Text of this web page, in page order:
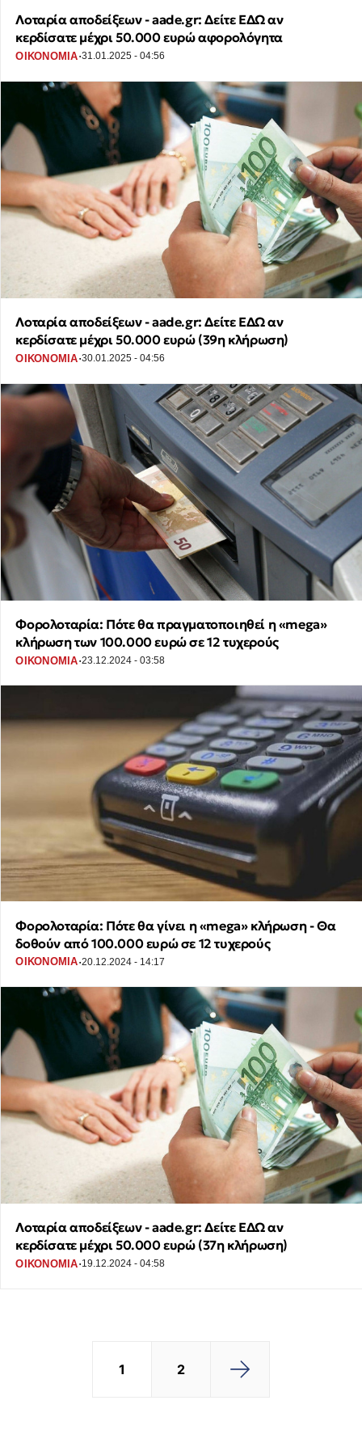
Λοταρία αποδείξεων - aade.gr: Δείτε ΕΔΩ αν
κερδίσατε μέχρι 50.000 ευρώ αφορολόγητα
ΟΙΚΟΝΟΜΙΑ·31.01.2025 - 04:56
Λοταρία αποδείξεων - aade.gr: Δείτε ΕΔΩ αν
κερδίσατε μέχρι 50.000 ευρώ (39η κλήρωση)
ΟΙΚΟΝΟΜΙΑ·30.01.2025 - 04:56
Φορολοταρία: Πότε θα πραγματοποιηθεί η «mega»
κλήρωση των 100.000 ευρώ σε 12 τυχερούς
ΟΙΚΟΝΟΜΙΑ·23.12.2024 - 03:58
Φορολοταρία: Πότε θα γίνει η «mega» κλήρωση - Θα
δοθούν από 100.000 ευρώ σε 12 τυχερούς
ΟΙΚΟΝΟΜΙΑ·20.12.2024 - 14:17
Λοταρία αποδείξεων - aade.gr: Δείτε ΕΔΩ αν
κερδίσατε μέχρι 50.000 ευρώ (37η κλήρωση)
ΟΙΚΟΝΟΜΙΑ·19.12.2024 - 04:58
1 2